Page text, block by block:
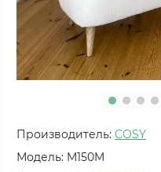
Производитель: COSY
Модель: M150M